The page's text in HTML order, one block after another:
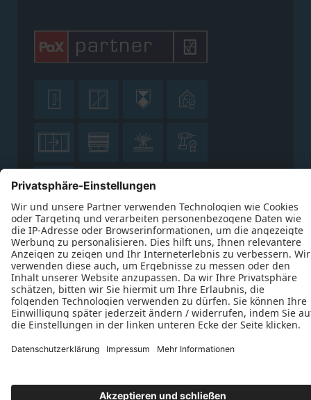
   
   

Datenschutz Impressum
Kontakt
J. Derichs Bauelemente GmbH © 2026